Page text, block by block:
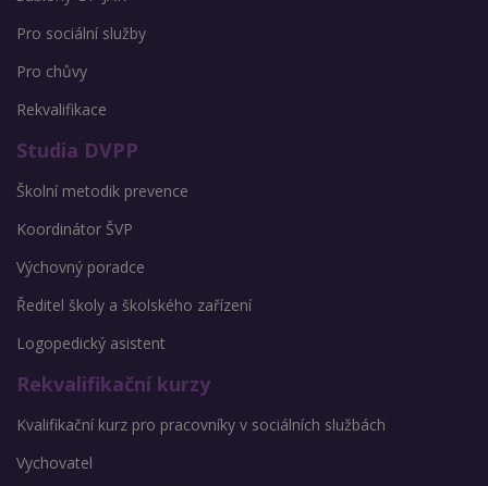
Pro sociální služby
Pro chůvy
Rekvalifikace
Studia DVPP
Školní metodik prevence
Koordinátor ŠVP
Výchovný poradce
Ředitel školy a školského zařízení
Logopedický asistent
Rekvalifikační kurzy
Kvalifikační kurz pro pracovníky v sociálních službách
Vychovatel